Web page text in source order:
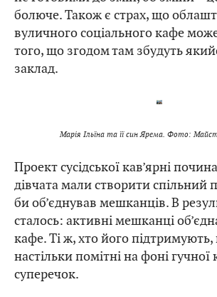
болюче. Також є страх, що
вуличного соціального кафе
того, що згодом там збудуть
заклад.
Марія Ільїна та її син Ярема. Фото:
Проект сусідської кав’ярні
дівчата мали створити спільний
би об’єднував мешканців. В
сталось: активні мешканці
кафе. Ті ж, хто його
настільки помітні на фоні гучної
суперечок.